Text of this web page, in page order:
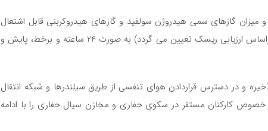
گازهای سمی هیدروژن سولفید و گازهای هیدروکربنی قابل اشتعال
را در نقاط پیرامونی و کانون دکل حفاری ( که براساس ارزیابی ریسک تعیین می گردد) به صورت 24 ساعته و برخط، پایش و
و در دسترس قراردادن هوای تنفسی از طریق سیلندرها و شبکه انتقال
خصوص کارکنان مستقر در سکوی حفاری و مخازن سیال حفاری را با ادامه